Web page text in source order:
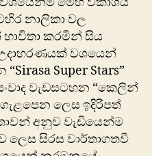
නාලිකා වල
කරමින් සිය
වශයෙන්
Super Stars”
වැඩසටහන “කෙලින්
ගැළපෙන ලෙස ඉදිරිපත්
අනුව වැඩියෙන්ම
සිරස වාර්තාගතවී